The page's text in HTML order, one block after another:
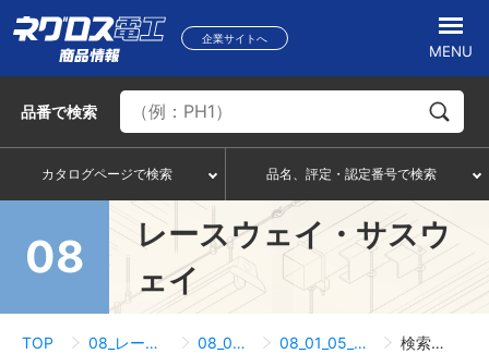
企業サイトへ
MENU
品番で検索
カタログページで検索 品名、評定・認定番号で検索
08
レースウェイ・サスウ
ェイ
TOP 08_レースウェイ・サスウェイ 08_01_レースウェイ 08_01_05_コンセントボックス関連 検索結果一覧